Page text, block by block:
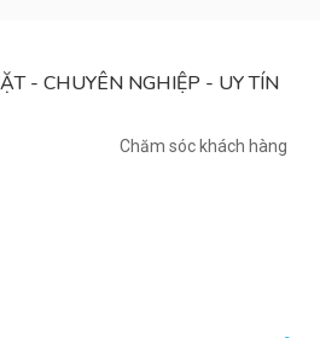
- CHUYÊN NGHIỆP - UY TÍN
Chăm sóc khách hàng